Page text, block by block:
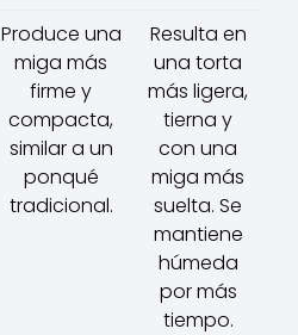
Produce una
miga más
firme y
compacta,
similar a un
ponqué
tradicional.
Resulta en
una torta
más ligera,
tierna y
con una
miga más
suelta. Se
mantiene
húmeda
por más
tiempo.